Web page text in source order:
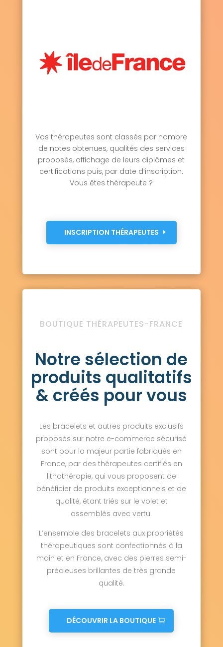
Vos thérapeutes sont classés par nombre
de notes obtenues, qualités des services
proposés, affichage de leurs diplômes et
certifications puis, par date d’inscription.
Vous êtes thérapeute ?
INSCRIPTION THÉRAPEUTES
BOUTIQUE THÉRAPEUTES-FRANCE
Notre sélection de
produits qualitatifs
& créés pour vous
Les bracelets et autres produits exclusifs
proposés sur notre e-commerce sécurisé
sont pour la majeur partie fabriqués en
France, par des thérapeutes certifiés en
lithothérapie, qui vous proposent de
bénéficier de produits exceptionnels et de
qualité, étant triés sur le volet et
assemblés avec vertu.
L’ensemble des bracelets aux propriétés
thérapeutiques sont confectionnés à la
main et en France, avec des pierres semi-
précieuses brillantes de très grande
qualité.
DÉCOUVRIR LA BOUTIQUE